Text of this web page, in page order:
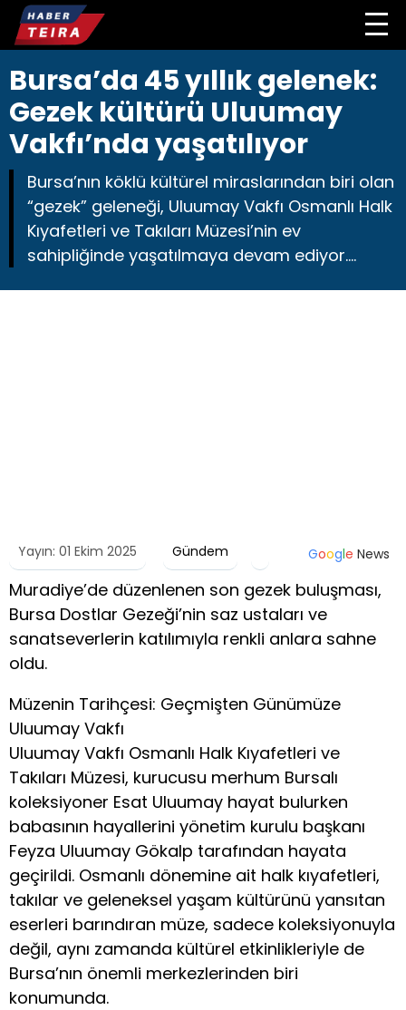
Bursa’da 45 yıllık gelenek:
Gezek kültürü Uluumay
Vakfı’nda yaşatılıyor
Bursa’nın köklü kültürel miraslarından biri olan
“gezek” geleneği, Uluumay Vakfı Osmanlı Halk
Kıyafetleri ve Takıları Müzesi’nin ev
sahipliğinde yaşatılmaya devam ediyor….
Yayın: 01 Ekim 2025 Gündem Google News
Muradiye’de düzenlenen son gezek buluşması,
Bursa Dostlar Gezeği’nin saz ustaları ve
sanatseverlerin katılımıyla renkli anlara sahne
oldu.
Müzenin Tarihçesi: Geçmişten Günümüze
Uluumay Vakfı
Uluumay Vakfı Osmanlı Halk Kıyafetleri ve
Takıları Müzesi, kurucusu merhum Bursalı
koleksiyoner Esat Uluumay hayat bulurken
babasının hayallerini yönetim kurulu başkanı
Feyza Uluumay Gökalp tarafından hayata
geçirildi. Osmanlı dönemine ait halk kıyafetleri,
takılar ve geleneksel yaşam kültürünü yansıtan
eserleri barındıran müze, sadece koleksiyonuyla
değil, aynı zamanda kültürel etkinlikleriyle de
Bursa’nın önemli merkezlerinden biri
konumunda.